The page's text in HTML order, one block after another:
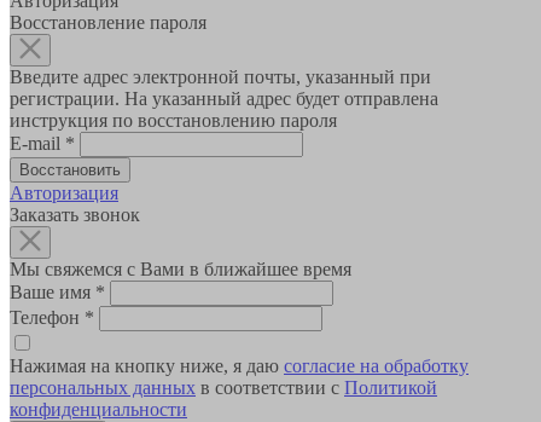
Восстановление пароля
Введите адрес электронной почты, указанный при
регистрации. На указанный адрес будет отправлена
инструкция по восстановлению пароля
E-mail *
Авторизация
Заказать звонок
Мы свяжемся с Вами в ближайшее время
Ваше имя *
Телефон *
Нажимая на кнопку ниже, я даю согласие на обработку
персональных данных в соответствии с Политикой
конфиденциальности